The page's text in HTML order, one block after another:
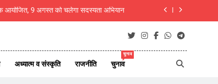
देहात की महत्वपूर्ण संगठनात्मक बैठक संपन्न
-राष्ट्रीय मुंशी प्रेमचंद साहित्य रत्न सम्मान
चेतना बोहरा ने किया 11 की तपस्या का प्रत्याख्यान
अध्यात्म व संस्कृति राजनीति चुनाव
चुनाव